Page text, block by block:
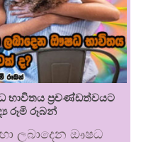
භාවිතය ප්‍රචණ්ඩත්වයට
රූමි රූබන්
ලබාදෙන ඖෂධ